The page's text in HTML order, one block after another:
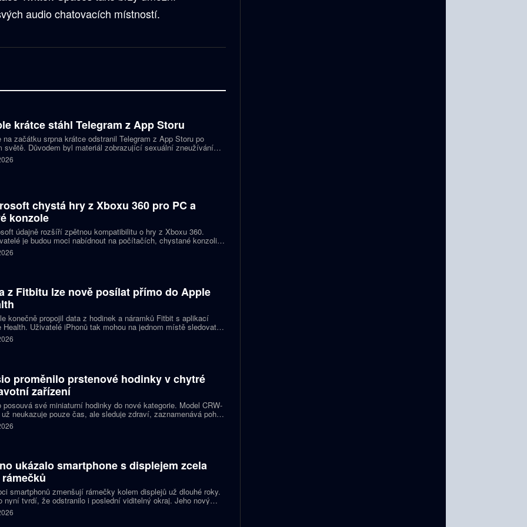
audio chatovacích místností.
krátce stáhl Telegram z App Storu
na začátku srpna krátce odstranil Telegram z App Storu po
světě. Důvodem byl materiál zobrazující sexuální zneužívání
podle firmy sdílel jeden uživatel. Telegram účet rychle
a aplikace se ještě během stejného dne do obchodu vrátila.
chystá hry z Xboxu 360 pro PC a
konzole
údajně rozšíří zpětnou kompatibilitu o hry z Xboxu 360.
je budou moci nabídnout na počítačích, chystané konzoli
Helix i přenosných zařízeních. První tituly by mohly dorazit
let 2027 a 2028.
z Fitbitu lze nově posílat přímo do Apple
konečně propojil data z hodinek a náramků Fitbit s aplikací
Health. Uživatelé iPhonů tak mohou na jednom místě sledovat
cvičení, spánek i zdravotní údaje. Novinka odstraňuje omezení,
bylo dosud nutné využívat pomocné aplikace nebo jiné
proměnilo prstenové hodinky v chytré
zařízení
posouvá své miniaturní hodinky do nové kategorie. Model CRW-
už neukazuje pouze čas, ale sleduje zdraví, zaznamenává pohyb
na dění v telefonu. Celokovový prsten tak spojuje digitální
šperk a chytré zařízení, které může uživatel nosit po celý den.
ukázalo smartphone s displejem zcela
rámečků
smartphonů zmenšují rámečky kolem displejů už dlouhé roky.
nyní tvrdí, že odstranilo i poslední viditelný okraj. Jeho nový
nabízí obrazovku s rámečkem širokým přesně nula milimetrů.